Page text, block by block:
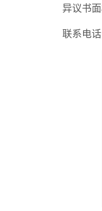
异议书
联系电话